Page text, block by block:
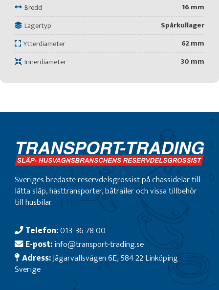
Bredd
16 mm
Lagertyp
Spårkullager
Ytterdiameter
62 mm
Innerdiameter
30 mm
Sveriges bredaste reservdelsgrossist på chassidelar till
lätta släp, hästtransporter, båtrailer och vissa tillbehör
till husbilar.
Telefon:013-36 78 00
E-post:info@transport-trading.se
Adress:Jägarvallsvägen 6E, 584 22 Linköping
Sverige